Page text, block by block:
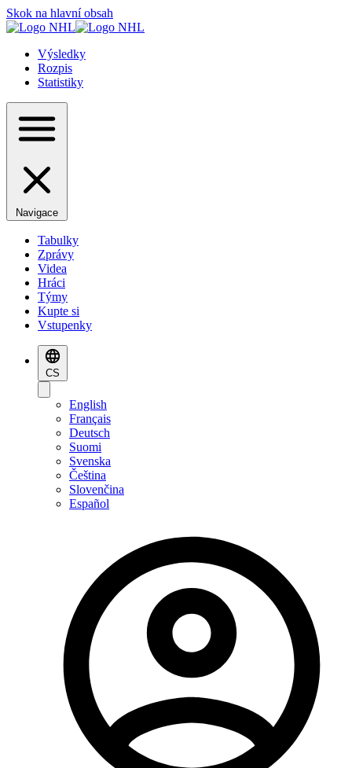
Skok na hlavní obsah
Výsledky
Rozpis
Statistiky
Navigace
Tabulky
Zprávy
Videa
Hráci
Týmy
Kupte si
Vstupenky
CS
English
Français
Deutsch
Suomi
Svenska
Čeština
Slovenčina
Español